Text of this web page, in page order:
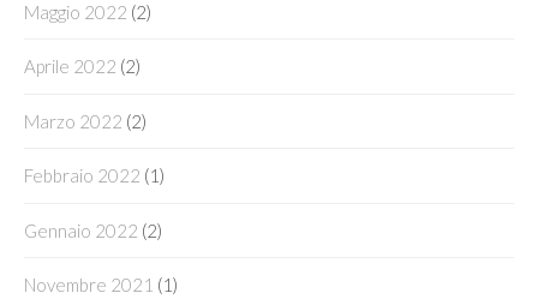
Maggio 2022 (2)
Aprile 2022 (2)
Marzo 2022 (2)
Febbraio 2022 (1)
Gennaio 2022 (2)
Novembre 2021 (1)